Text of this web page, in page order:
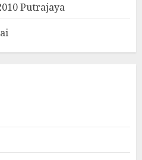
Putrajaya